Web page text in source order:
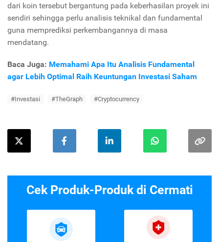
dari koin tersebut bergantung pada keberhasilan proyek ini
sendiri sehingga perlu analisis teknikal dan fundamental
guna memprediksi perkembangannya di masa
mendatang.
Baca Juga: Memahami Apa Itu Analisis Fundamental
agar Lebih Optimal Raih Keuntungan Investasi Saham
#Investasi #TheGraph #Cryptocurrency
Cek Produk-Produk di Cermati